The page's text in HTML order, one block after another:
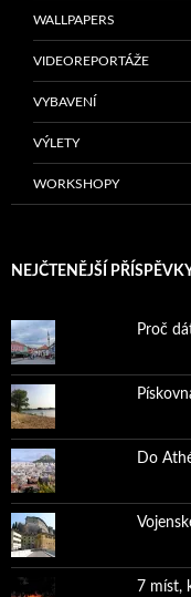
WALLPAPERS
VIDEOREPORTÁŽE
VYBAVENÍ
VÝLETY
WORKSHOPY
NEJČTENĚJŠÍ
Proč
Do
7 míst,